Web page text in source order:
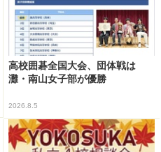
高校囲碁全国大会、団体戦は
灘・南山女子部が優勝
2026.8.5